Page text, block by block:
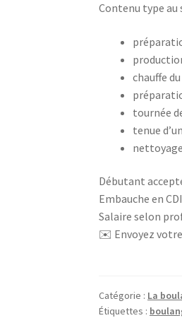
Contenu type au
chauffe
tournée
tenue
Débutant
Embauche en
Salaire selon
✉️ Envoyez
Catégorie : La
Étiquettes :